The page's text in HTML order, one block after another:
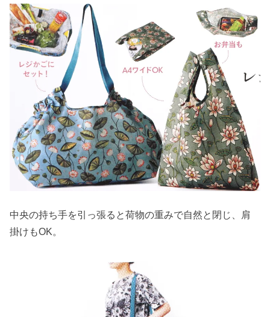
中央の持ち手を引っ張ると荷物の重みで自然と閉じ、肩
掛けもOK。